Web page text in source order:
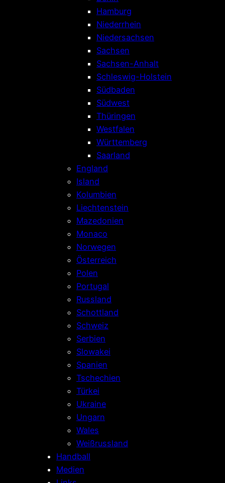
Hamburg
Niederrhein
Niedersachsen
Sachsen
Sachsen-Anhalt
Schleswig-Holstein
Südbaden
Südwest
Thüringen
Westfalen
Württemberg
Saarland
England
Island
Kolumbien
Liechtenstein
Mazedonien
Monaco
Norwegen
Österreich
Polen
Portugal
Russland
Schottland
Schweiz
Serbien
Slowakei
Spanien
Tschechien
Türkei
Ukraine
Ungarn
Wales
Weißrussland
Handball
Medien